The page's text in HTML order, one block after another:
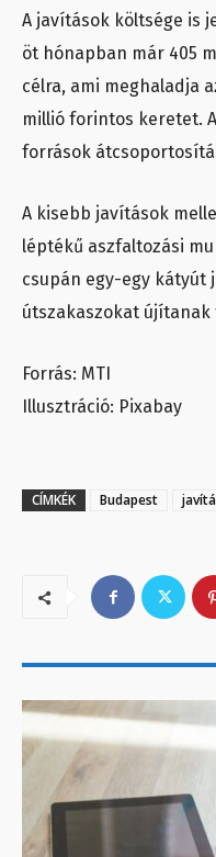
A javítások költsége is
öt hónapban már 405
célra, ami meghaladja
millió forintos keretet.
források
A kisebb javítások
léptékű aszfaltozási
csupán egy-egy kátyút
útszakaszokat
Forrás: MTI
Illusztráció: Pixabay
CÍMKÉK Budapest